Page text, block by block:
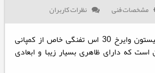
مشخصات فنی نظرات کاربران
تفنگ بادی فنر پیستون وایرخ 30 اس تفنگی خاص از کمپانی
است که دارای ظاهری بسیار زیبا و ابعادی